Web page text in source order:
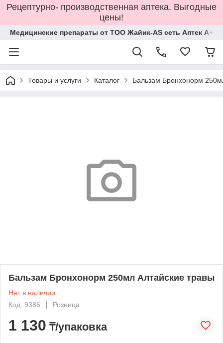
Рецептурно- производственная аптека. Выгодные
цены!
Медицинские препараты от ТОО Жайик-AS сеть Аптек А+
Товары и услуги Каталог Бальзам Бронхонорм
Бальзам Бронхонорм 250мл Алтайские травы
Нет в наличии
Код: 9386
Розница
1 130 ₸/упаковка